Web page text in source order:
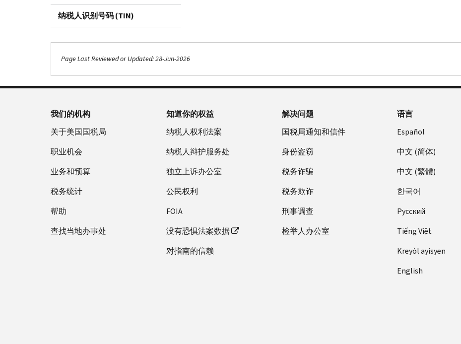
纳税人识别号码 (TIN)
Page Last Reviewed or Updated: 28-Jun-2026
我们的机构
关于美国国税局
职业机会
业务和预算
税务统计
帮助
查找当地办事处
知道你的权益
纳税人权利法案
纳税人辩护服务处
独立上诉办公室
公民权利
FOIA
没有恐惧法案数据
对指南的信赖
解决问题
国税局通知和信件
身份盗窃
税务诈骗
税务欺诈
刑事调查
检举人办公室
语言
Español
中文 (简体)
中文 (繁體)
한국어
Pусский
Tiếng Việt
Kreyòl ayisyen
English